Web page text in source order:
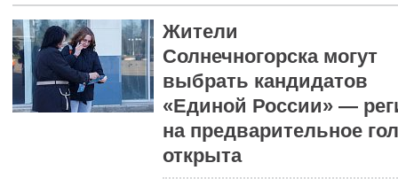
Жители
Солнечногорска могут
выбрать кандидатов
«Единой России» —
на предварительное
открыта